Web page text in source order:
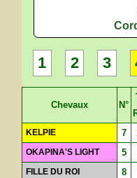
1 2 3
Chevaux N°
KELPIE 7
OKAPINA'S LIGHT 5
FILLE DU ROI 8